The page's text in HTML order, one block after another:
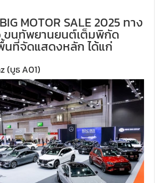
MOTOR SALE 2025 ทาง
ขนทัพยานยนต์เต็มพิกัด
นที่จัดแสดงหลัก ได้แก่
(บูธ A01)